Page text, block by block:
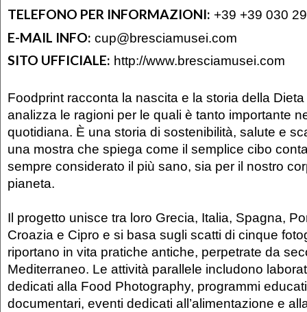
TELEFONO PER INFORMAZIONI: +39 +39 030
E-MAIL INFO: cup@bresciamusei.com
SITO UFFICIALE: http://www.bresciamusei.com
Foodprint racconta la nascita e la storia della
analizza le ragioni per le quali è tanto importante
quotidiana. È una storia di sostenibilità, salute e
una mostra che spiega come il semplice cibo
sempre considerato il più sano, sia per il nostro
pianeta.
Il progetto unisce tra loro Grecia, Italia, Spagna,
Croazia e Cipro e si basa sugli scatti di cinque
riportano in vita pratiche antiche, perpetrate da
Mediterraneo. Le attività parallele includono
dedicati alla Food Photography, programmi
documentari, eventi dedicati all’alimentazione e